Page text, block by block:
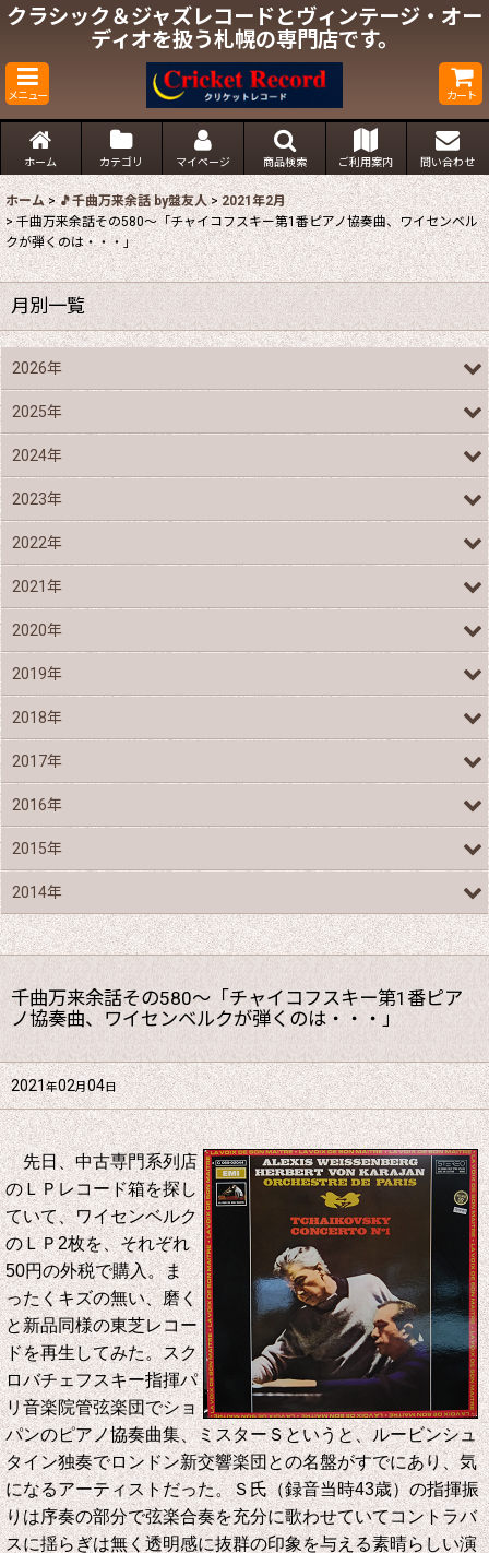
クラシック＆ジャズレコードとヴィンテージ・オー
ディオを扱う札幌の専門店です。
メニュー カート
ホーム カテゴリ マイページ 商品検索 ご利用案内 問い合わせ
ホーム > 🎵千曲万来余話 by盤友人 > 2021年2月
> 千曲万来余話その580～「チャイコフスキー第1番ピアノ協奏曲、ワイセンベル
クが弾くのは・・・」
千曲万来余話その580～「チャイコフスキー第1番ピア
ノ協奏曲、ワイセンベルクが弾くのは・・・」
2021年02月04日
先日、中古専門系列店
のＬＰレコード箱を探し
ていて、ワイセンベルク
のＬＰ2枚を、それぞれ
50円の外税で購入。ま
ったくキズの無い、磨く
と新品同様の東芝レコー
ドを再生してみた。スク
ロバチェフスキー指揮パ
リ音楽院管弦楽団でショ
パンのピアノ協奏曲集、ミスターＳというと、ルービンシュ
タイン独奏でロンドン新交響楽団との名盤がすでにあり、気
になるアーティストだった。Ｓ氏（録音当時43歳）の指揮振
りは序奏の部分で弦楽合奏を充分に歌わせていてコントラバ
スに揺らぎは無く透明感に抜群の印象を与える素晴らしい演
月別一覧
2026年
2025年
2024年
2023年
2022年
2021年
2020年
2019年
2018年
2017年
2016年
2015年
2014年